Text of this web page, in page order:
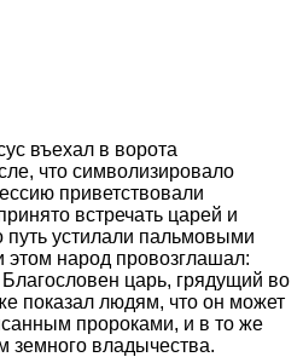
въехал в ворота
что символизировало
приветствовали
встречать царей и
путь устилали пальмовыми
народ провозглашал:
царь, грядущий во
показал людям, что он может
пророками, и в то же
земного владычества.